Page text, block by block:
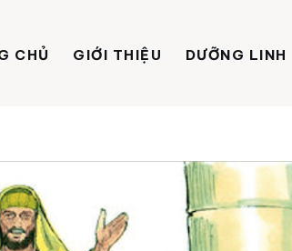
CHỦ GIỚI THIỆU DƯỠNG LINH